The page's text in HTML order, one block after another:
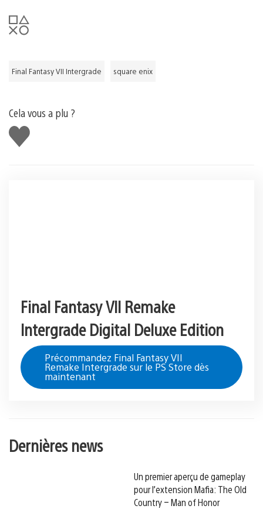
Final Fantasy VII Intergrade square enix
Cela vous a plu ?
J'aime
Final Fantasy VII Remake
Intergrade Digital Deluxe Edition
Précommandez Final Fantasy VII
Remake Intergrade sur le PS Store dès
maintenant
Dernières news
Un premier aperçu de gameplay
pour l’extension Mafia: The Old
Country – Man of Honor